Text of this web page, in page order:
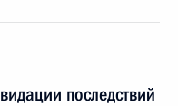
последствий